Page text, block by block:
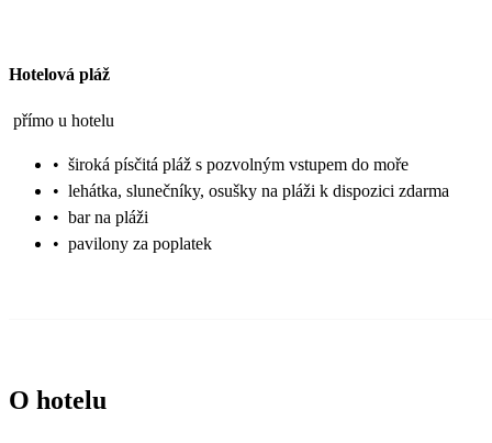
Hotelová pláž
přímo u hotelu
• široká písčitá pláž s pozvolným vstupem do moře
• lehátka, slunečníky, osušky na pláži k dispozici zdarma
• bar na pláži
• pavilony za poplatek
O hotelu